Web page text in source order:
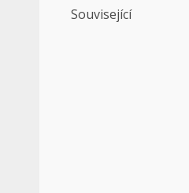
Související